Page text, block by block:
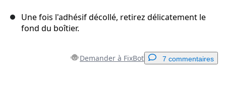
Une fois l'adhésif décollé, retirez délicatement le
fond du boîtier.
Demander à FixBot 7 commentaires